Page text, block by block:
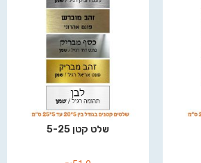
שלט קטן 5-25